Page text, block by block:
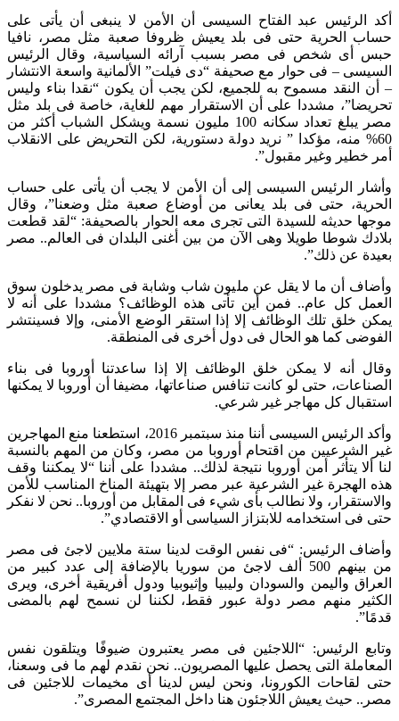
أكد الرئيس عبد الفتاح السيسى أن الأمن لا ينبغى أن يأتى على
حساب الحرية حتى فى بلد يعيش ظروفا صعبة مثل مصر، نافيا
حبس أى شخص فى مصر بسبب آرائه السياسية، وقال الرئيس
السيسى – فى حوار مع صحيفة “دى فيلت” الألمانية واسعة الانتشار
– أن النقد مسموح به للجميع، لكن يجب أن يكون “نقدا بناء وليس
تحريضا”، مشددا على أن الاستقرار مهم للغاية، خاصة فى بلد مثل
مصر يبلغ تعداد سكانه 100 مليون نسمة ويشكل الشباب أكثر من
60% منه، مؤكدا ” نريد دولة دستورية، لكن التحريض على الانقلاب
أمر خطير وغير مقبول”.
وأشار الرئيس السيسى إلى أن الأمن لا يجب أن يأتى على حساب
الحرية، حتى فى بلد يعانى من أوضاع صعبة مثل وضعنا”، وقال
موجها حديثه للسيدة التى تجرى معه الحوار بالصحيفة: “لقد قطعت
بلادك شوطا طويلا وهى الآن من بين أغنى البلدان فى العالم.. مصر
بعيدة عن ذلك”.
وأضاف أن ما لا يقل عن مليون شاب وشابة فى مصر يدخلون سوق
العمل كل عام.. فمن أين تأتى هذه الوظائف؟ مشددا على أنه لا
يمكن خلق تلك الوظائف إلا إذا استقر الوضع الأمنى، وإلا فسينتشر
الفوضى كما هو الحال فى دول أخرى فى المنطقة.
وقال أنه لا يمكن خلق الوظائف إلا إذا ساعدتنا أوروبا فى بناء
الصناعات، حتى لو كانت تنافس صناعاتها، مضيفا أن أوروبا لا يمكنها
استقبال كل مهاجر غير شرعي.
وأكد الرئيس السيسى أننا منذ سبتمبر 2016، استطعنا منع المهاجرين
غير الشرعيين من اقتحام أوروبا من مصر، وكان من المهم بالنسبة
لنا ألا يتأثر أمن أوروبا نتيجة لذلك.. مشددا على أننا “لا يمكننا وقف
هذه الهجرة غير الشرعية عبر مصر إلا بتهيئة المناخ المناسب للأمن
والاستقرار، ولا نطالب بأى شيء فى المقابل من أوروبا.. نحن لا نفكر
حتى فى استخدامه للابتزاز السياسى أو الاقتصادي”.
وأضاف الرئيس: “فى نفس الوقت لدينا ستة ملايين لاجئ فى مصر
من بينهم 500 ألف لاجئ من سوريا بالإضافة إلى عدد كبير من
العراق واليمن والسودان وليبيا وإثيوبيا ودول أفريقية أخرى، ويرى
الكثير منهم مصر دولة عبور فقط، لكننا لن نسمح لهم بالمضى
قدمًا”.
وتابع الرئيس: “اللاجئين فى مصر يعتبرون ضيوفًا ويتلقون نفس
المعاملة التى يحصل عليها المصريون.. نحن نقدم لهم ما فى وسعنا،
حتى لقاحات الكورونا، ونحن ليس لدينا أى مخيمات للاجئين فى
مصر.. حيث يعيش اللاجئون هنا داخل المجتمع المصرى”.